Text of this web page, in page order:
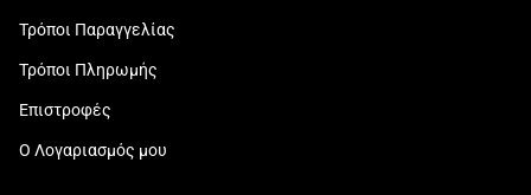
Τρόποι Παραγγελίας
Τρόποι Πληρωμής
Επιστροφές
Ο Λογαριασμός μου